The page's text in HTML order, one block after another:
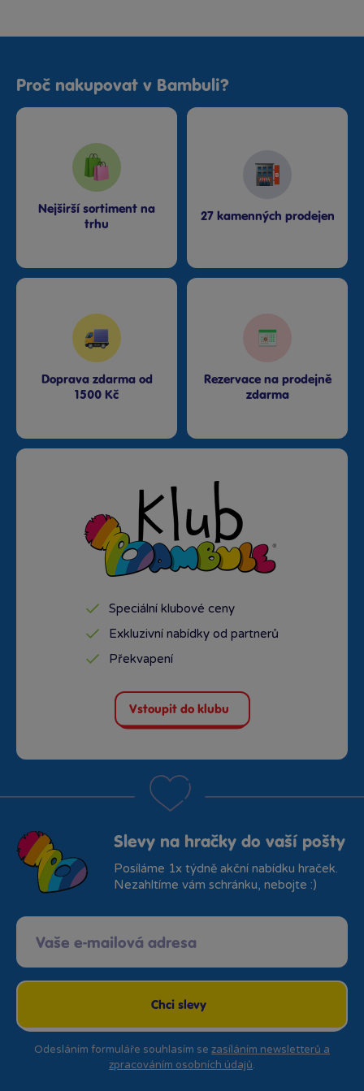
Proč nakupovat v Bambuli?
Nejširší sortiment na
trhu
27 kamenných prodejen
Doprava zdarma od
1500 Kč
Rezervace na prodejně
zdarma
Speciální klubové ceny
Exkluzivní nabídky od partnerů
Překvapení
Vstoupit do klubu
Slevy na hračky do vaší pošty
Posíláme 1x týdně akční nabídku hraček.
Nezahltíme vám schránku, nebojte :)
Chci slevy
Odesláním formuláře souhlasím se zasíláním newsletterů a
zpracováním osobních údajů.